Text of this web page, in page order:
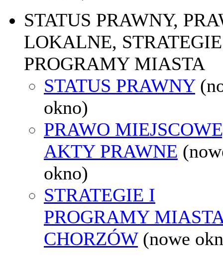
STATUS PRAWNY,
LOKALNE,
PROGRAMY MIASTA
STATUS PRAWNY
okno)
PRAWO
AKTY PRAWNE
okno)
STRATEGIE I
PROGRAMY
CHORZÓW (nowe